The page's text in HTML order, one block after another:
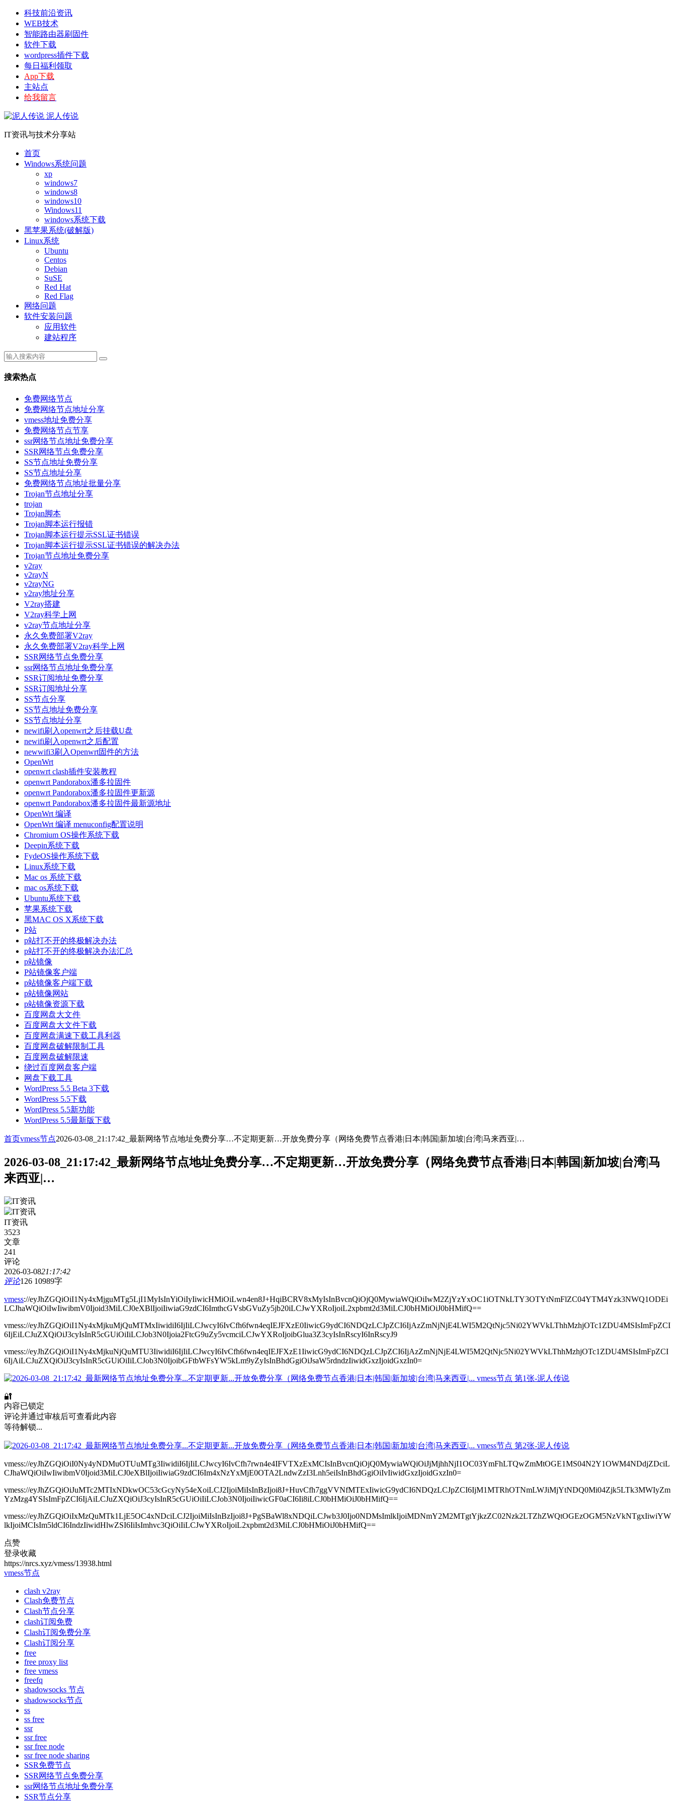
科技前沿资讯
WEB技术
智能路由器刷固件
软件下载
wordpress插件下载
每日福利领取
App下载
主站点
给我留言
泥人传说
IT资讯与技术分享站
首页
Windows系统问题
xp
windows7
windows8
windows10
Windows11
windows系统下载
黑苹果系统(破解版)
Linux系统
Ubuntu
Centos
Debian
SuSE
Red Hat
Red Flag
网络问题
软件安装问题
应用软件
建站程序
搜索热点
免费网络节点
免费网络节点地址分享
vmess地址免费分享
免费网络节点节享
ssr网络节点地址免费分享
SSR网络节点免费分享
SS节点地址免费分享
SS节点地址分享
免费网络节点地址批量分享
Trojan节点地址分享
trojan
Trojan脚本
Trojan脚本运行报错
Trojan脚本运行提示SSL证书错误
Trojan脚本运行提示SSL证书错误的解决办法
Trojan节点地址免费分享
v2ray
v2rayN
v2rayNG
v2ray地址分享
V2ray搭建
V2ray科学上网
v2ray节点地址分享
永久免费部署V2ray
永久免费部署V2ray科学上网
SSR网络节点免费分享
ssr网络节点地址免费分享
SSR订阅地址免费分享
SSR订阅地址分享
SS节点分享
SS节点地址免费分享
SS节点地址分享
newifi刷入openwrt之后挂载U盘
newifi刷入openwrt之后配置
newwifi3刷入Openwrt固件的方法
OpenWrt
openwrt clash插件安装教程
openwrt Pandorabox潘多拉固件
openwrt Pandorabox潘多拉固件更新源
openwrt Pandorabox潘多拉固件最新源地址
OpenWrt 编译
OpenWrt 编译 menuconfig配置说明
Chromium OS操作系统下载
Deepin系统下载
FydeOS操作系统下载
Linux系统下载
Mac os 系统下载
mac os系统下载
Ubuntu系统下载
苹果系统下载
黑MAC OS X系统下载
P站
p站打不开的终极解决办法
p站打不开的终极解决办法汇总
p站镜像
P站镜像客户端
p站镜像客户端下载
p站镜像网站
p站镜像资源下载
百度网盘大文件
百度网盘大文件下载
百度网盘满速下载工具利器
百度网盘破解限制工具
百度网盘破解限速
绕过百度网盘客户端
网盘下载工具
WordPress 5.5 Beta 3下载
WordPress 5.5下载
WordPress 5.5新功能
WordPress 5.5最新版下载
首页vmess节点2026-03-08_21:17:42_最新网络节点地址免费分享…不定期更新…开放免费分享（网络免费节点香港|日本|韩国|新加坡|台湾|马来西亚|…
2026-03-08_21:17:42_最新网络节点地址免费分享…不定期更新…开放免费分享（网络免费节点香港|日本|韩国|新加坡|台湾|马
来西亚|…
IT资讯
3523
文章
241
评论
2026-03-0821:17:42
评论126 10989字
vmess://eyJhZGQiOiI1Ny4xMjguMTg5LjI1MyIsInYiOiIyIiwicHMiOiLwn4en8J+HqiBCRV8xMyIsInBvcnQiOjQ0MywiaWQiOiIwM2ZjYzYxOC1iOTNkLTY3OTYtNmFlZC04YTM4Yzk3NWQ1ODEi
LCJhaWQiOiIwIiwibmV0Ijoid3MiLCJ0eXBlIjoiIiwiaG9zdCI6ImthcGVsbGVuZy5jb20iLCJwYXRoIjoiL2xpbmt2d3MiLCJ0bHMiOiJ0bHMifQ==
vmess://eyJhZGQiOiI1Ny4xMjkuMjQuMTMxIiwidiI6IjIiLCJwcyI6IvCfh6fwn4eqIEJFXzE0IiwicG9ydCI6NDQzLCJpZCI6IjAzZmNjNjE4LWI5M2QtNjc5Ni02YWVkLThhMzhjOTc1ZDU4MSIsImFpZCI
6IjEiLCJuZXQiOiJ3cyIsInR5cGUiOiIiLCJob3N0Ijoia2FtcG9uZy5vcmciLCJwYXRoIjoibGlua3Z3cyIsInRscyI6InRscyJ9
vmess://eyJhZGQiOiI1Ny4xMjkuNjQuMTU3IiwidiI6IjIiLCJwcyI6IvCfh6fwn4eqIEJFXzE1IiwicG9ydCI6NDQzLCJpZCI6IjAzZmNjNjE4LWI5M2QtNjc5Ni02YWVkLThhMzhjOTc1ZDU4MSIsImFpZCI
6IjAiLCJuZXQiOiJ3cyIsInR5cGUiOiIiLCJob3N0IjoibGFtbWFsYW5kLm9yZyIsInBhdGgiOiJsaW5rdndzIiwidGxzIjoidGxzIn0=
🔐
内容已锁定
评论并通过审核后可查看此内容
等待解锁...
vmess://eyJhZGQiOiI0Ny4yNDMuOTUuMTg3IiwidiI6IjIiLCJwcyI6IvCfh7rwn4e4IFVTXzExMCIsInBvcnQiOjQ0MywiaWQiOiJjMjhhNjI1OC03YmFhLTQwZmMtOGE1MS04N2Y1OWM4NDdjZDciL
CJhaWQiOiIwIiwibmV0Ijoid3MiLCJ0eXBlIjoiIiwiaG9zdCI6Im4xNzYxMjE0OTA2LndwZzI3Lnh5eiIsInBhdGgiOiIvIiwidGxzIjoidGxzIn0=
vmess://eyJhZGQiOiJuMTc2MTIxNDkwOC53cGcyNy54eXoiLCJ2IjoiMiIsInBzIjoi8J+HuvCfh7ggVVNfMTExIiwicG9ydCI6NDQzLCJpZCI6IjM1MTRhOTNmLWJiMjYtNDQ0Mi04Zjk5LTk3MWIyZm
YzMzg4YSIsImFpZCI6IjAiLCJuZXQiOiJ3cyIsInR5cGUiOiIiLCJob3N0IjoiIiwicGF0aCI6Ii8iLCJ0bHMiOiJ0bHMifQ==
vmess://eyJhZGQiOiIxMzQuMTk1LjE5OC4xNDciLCJ2IjoiMiIsInBzIjoi8J+PgSBaWl8xNDQiLCJwb3J0Ijo0NDMsImlkIjoiMDNmY2M2MTgtYjkzZC02Nzk2LTZhZWQtOGEzOGM5NzVkNTgxIiwiYW
lkIjoiMCIsIm5ldCI6IndzIiwidHlwZSI6IiIsImhvc3QiOiIiLCJwYXRoIjoiL2xpbmt2d3MiLCJ0bHMiOiJ0bHMifQ==
点赞
登录收藏
https://nrcs.xyz/vmess/13938.html
vmess节点
clash v2ray
Clash免费节点
Clash节点分享
clash订阅免费
Clash订阅免费分享
Clash订阅分享
free
free proxy list
free vmess
freefq
shadowsocks 节点
shadowsocks节点
ss
ss free
ssr
ssr free
ssr free node
ssr free node sharing
SSR免费节点
SSR网络节点免费分享
ssr网络节点地址免费分享
SSR节点分享